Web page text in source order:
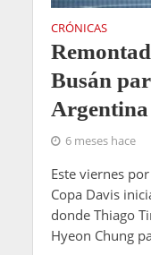
CRÓNICAS
Busán
Argentina
6 meses hace
Este viernes
Copa Davis
donde Thiago
Hyeon Chung